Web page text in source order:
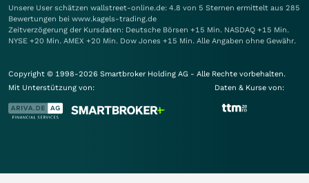
Unsere User schätzen wallstreet-online.de: 4.8 von 5 Sternen ermittelt aus 285
Bewertungen bei www.kagels-trading.de
Zeitverzögerung der Kursdaten: Deutsche Börsen +15 Min. NASDAQ +15 Min.
NYSE +20 Min. AMEX +20 Min. Dow Jones +15 Min. Alle Angaben ohne Gewähr.
Copyright © 1998-2026 Smartbroker Holding AG - Alle Rechte vorbehalten.
Mit Unterstützung von:
Daten & Kurse von: